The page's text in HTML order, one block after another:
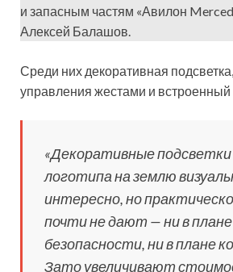
и запасным частям «Авилон
Алексей Балашов.
Среди них декоративная
управления жестами и встроенный
«Декоративные подсветки
логотипа на землю
интересно, но
почти не дают — ни в плане
безопасности, ни в плане
Зато увеличивают